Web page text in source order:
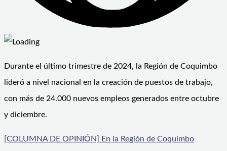
Durante el último trimestre de 2024, la Región de Coquimbo
lideró a nivel nacional en la creación de puestos de trabajo,
con más de 24.000 nuevos empleos generados entre octubre
y diciembre.
[COLUMNA DE OPINIÓN] En la Región de Coquimbo